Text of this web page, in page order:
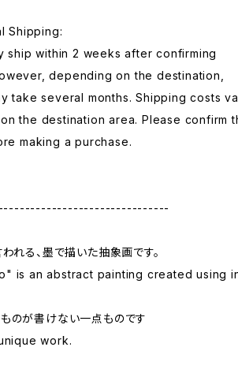
Shipping:
ship within 2 weeks after confirming
depending on the destination,
take several months. Shipping costs
the destination area. Please confirm
making a purchase.
れる、墨で描いた抽象画です。
is an abstract painting created using
のが書けない一点ものです
work.